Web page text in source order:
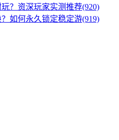
？资深玩家实测推荐(920)
如何永久锁定稳定游(919)